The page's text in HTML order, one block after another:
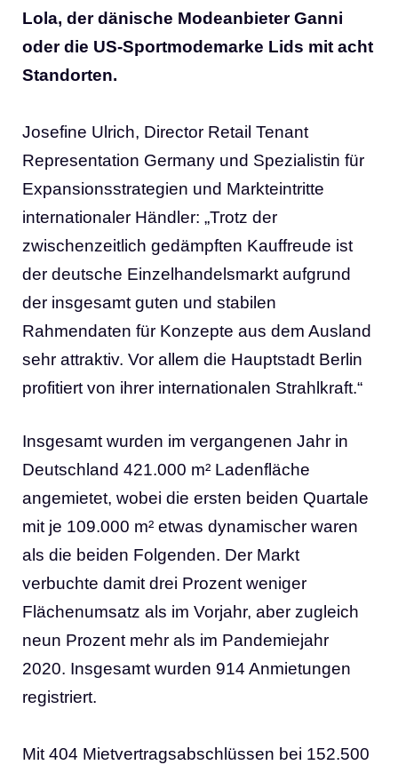
Lola, der dänische Modeanbieter Ganni
oder die US-Sportmodemarke Lids mit acht
Standorten.
Josefine Ulrich, Director Retail Tenant
Representation Germany und Spezialistin für
Expansionsstrategien und Markteintritte
internationaler Händler: „Trotz der
zwischenzeitlich gedämpften Kauffreude ist
der deutsche Einzelhandelsmarkt aufgrund
der insgesamt guten und stabilen
Rahmendaten für Konzepte aus dem Ausland
sehr attraktiv. Vor allem die Hauptstadt Berlin
profitiert von ihrer internationalen Strahlkraft.“
Insgesamt wurden im vergangenen Jahr in
Deutschland 421.000 m² Ladenfläche
angemietet, wobei die ersten beiden Quartale
mit je 109.000 m² etwas dynamischer waren
als die beiden Folgenden. Der Markt
verbuchte damit drei Prozent weniger
Flächenumsatz als im Vorjahr, aber zugleich
neun Prozent mehr als im Pandemiejahr
2020. Insgesamt wurden 914 Anmietungen
registriert.
Mit 404 Mietvertragsabschlüssen bei 152.500